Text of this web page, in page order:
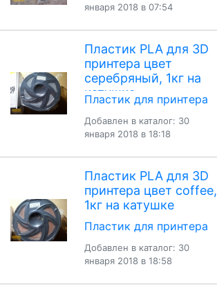
января 2018 в 07:54
Пластик PLA для 3D
принтера цвет
серебряный, 1кг на
катушке
Пластик для принтера
Добавлен в каталог: 30
января 2018 в 18:18
Пластик PLA для 3D
принтера цвет coffee,
1кг на катушке
Пластик для принтера
Добавлен в каталог: 30
января 2018 в 18:58